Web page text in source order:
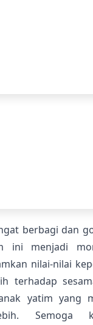
berbagi dan
ini menjadi
nilai-nilai
terhadap
yatim yang
Semoga